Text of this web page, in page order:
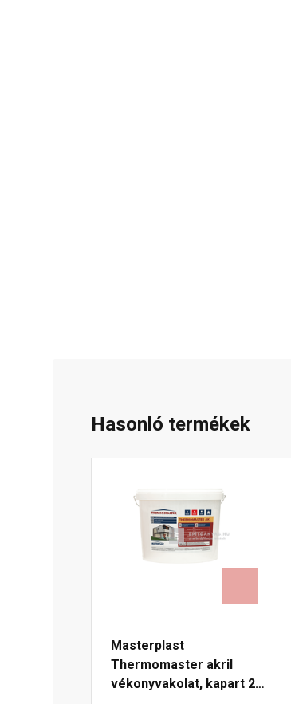
Hasonló termékek
Masterplast
Thermomaster akril
vékonyvakolat, kapart 2